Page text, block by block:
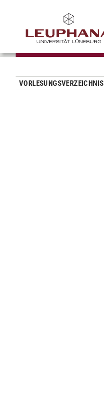
VORLESUNGSVERZEICHNIS